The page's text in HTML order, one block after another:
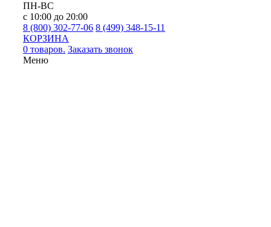
ПН-ВС
с 10:00 до 20:00
8 (800) 302-77-06 8 (499) 348-15-11
КОРЗИНА
0 товаров. Заказать звонок
Меню